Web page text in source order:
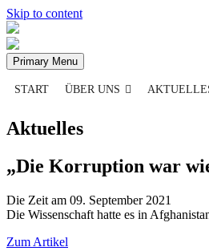
Skip to content
Primary Menu
START ÜBER UNS
Aktuelles
„Die Korruption war
Die Zeit am 09. September 2021
Die Wissenschaft hatte es in
Zum Artikel